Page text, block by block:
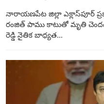
నారాయణపేట జిల్లా ఎక్లాస్‌పూర్
రంజిత్ పాము కాటుతో మృతి
రెడ్డి నైతిక బాధ్యత...